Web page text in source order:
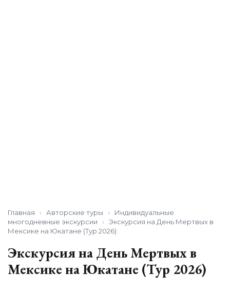
Главная › Авторские туры ›
Индивидуальные
многодневные экскурсии
›
Экскурсия на День Мертвых в
Мексике на Юкатане (Тур 2026)
Экскурсия на День Мертвых в
Мексике на Юкатане (Тур 2026)